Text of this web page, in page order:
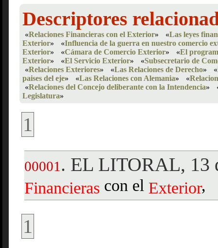
Descriptores
«Relaciones Financieras con el Exterior» «Las leyes
Exterior» «Influencia de la guerra en nuestro comercio
Exterior» «Cámara de Comercio Exterior» «El
Exterior» «El Servicio Exterior» «Subsecretario de
«Relaciones Exteriores» «Las Relaciones de Derecho» «
paises del eje» «Las Relaciones con Alemania» «
«Relaciones del Concejo deliberante con la Intendencia»
Legislatura»
1
00001 . EL LITORAL, 13
Financieras con el Exterior,
1